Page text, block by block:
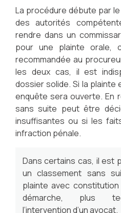
La procédure débute par
des autorités
rendre dans un
pour une plainte orale,
recommandée au
les deux cas, il est
dossier solide. Si la
enquête sera ouverte. En
sans suite peut être
insuffisantes ou si les
infraction pénale.
Dans certains cas, il est
un classement sans
plainte avec
démarche, plus
l’intervention d’un avocat.